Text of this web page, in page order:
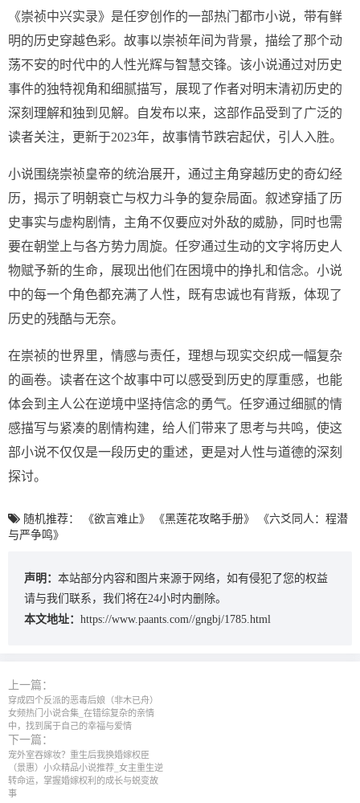
《崇祯中兴实录》是任穸创作的一部热门都市小说，带有鲜
明的历史穿越色彩。故事以崇祯年间为背景，描绘了那个动
荡不安的时代中的人性光辉与智慧交锋。该小说通过对历史
事件的独特视角和细腻描写，展现了作者对明末清初历史的
深刻理解和独到见解。自发布以来，这部作品受到了广泛的
读者关注，更新于2023年，故事情节跌宕起伏，引人入胜。
小说围绕崇祯皇帝的统治展开，通过主角穿越历史的奇幻经
历，揭示了明朝衰亡与权力斗争的复杂局面。叙述穿插了历
史事实与虚构剧情，主角不仅要应对外敌的威胁，同时也需
要在朝堂上与各方势力周旋。任穸通过生动的文字将历史人
物赋予新的生命，展现出他们在困境中的挣扎和信念。小说
中的每一个角色都充满了人性，既有忠诚也有背叛，体现了
历史的残酷与无奈。
在崇祯的世界里，情感与责任，理想与现实交织成一幅复杂
的画卷。读者在这个故事中可以感受到历史的厚重感，也能
体会到主人公在逆境中坚持信念的勇气。任穸通过细腻的情
感描写与紧凑的剧情构建，给人们带来了思考与共鸣，使这
部小说不仅仅是一段历史的重述，更是对人性与道德的深刻
探讨。
随机推荐： 《欲言难止》 《黑莲花攻略手册》
《六爻同人：程潜
与严争鸣》
声明： 本站部分内容和图片来源于网络，如有侵犯了您的权益
请与我们联系，我们将在24小时内删除。
本文地址： https://www.paants.com//gngbj/1785.html
上一篇：
穿成四个反派的恶毒后娘（非木已舟）‌
女频热门小说合集‌_在错综复杂的亲情
中，找到属于自己的幸福与爱情
下一篇：
宠外室吞嫁妆？重生后我换婚嫁权臣
（景惠）‌小众精品小说推荐‌_女主重生逆
转命运，掌握婚嫁权利的成长与蜕变故
事